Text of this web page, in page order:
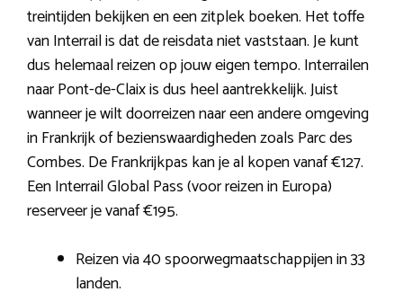
treintijden bekijken en een zitplek boeken. Het toffe
van Interrail is dat de reisdata niet vaststaan. Je kunt
dus helemaal reizen op jouw eigen tempo. Interrailen
naar Pont-de-Claix is dus heel aantrekkelijk. Juist
wanneer je wilt doorreizen naar een andere omgeving
in Frankrijk of bezienswaardigheden zoals Parc des
Combes. De Frankrijkpas kan je al kopen vanaf €127.
Een Interrail Global Pass (voor reizen in Europa)
reserveer je vanaf €195.
Reizen via 40 spoorwegmaatschappijen in 33
landen.